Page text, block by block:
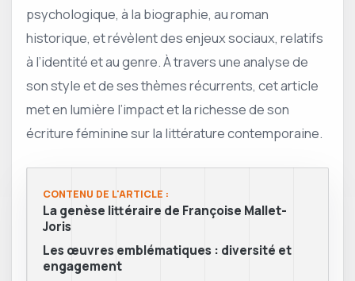
psychologique, à la biographie, au roman
historique, et révèlent des enjeux sociaux, relatifs
à l’identité et au genre. À travers une analyse de
son style et de ses thèmes récurrents, cet article
met en lumière l’impact et la richesse de son
écriture féminine sur la littérature contemporaine.
CONTENU DE L'ARTICLE :
La genèse littéraire de Françoise Mallet-
Joris
Les œuvres emblématiques : diversité et
engagement